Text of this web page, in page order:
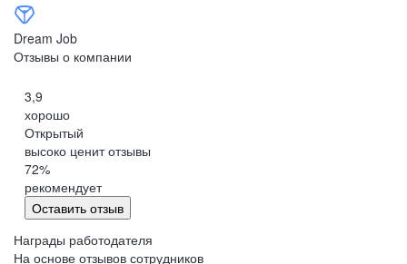
Dream Job
Отзывы о компании
3,9
хорошо
Открытый
высоко ценит отзывы
72%
рекомендует
Оставить отзыв
Награды работодателя
На основе отзывов сотрудников